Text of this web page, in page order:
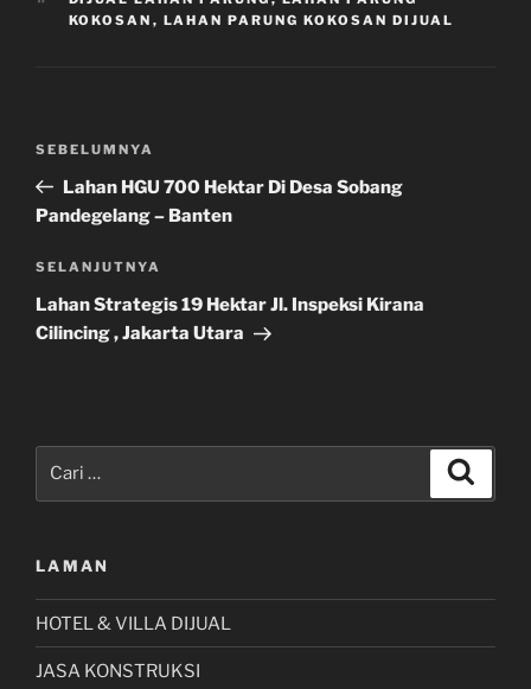
KOKOSAN , LAHAN PARUNG KOKOSAN DIJUAL
Pos
Sebelumnya
SEBELUMNYA
Lahan HGU 700 Hektar Di Desa Sobang
Pandegelang – Banten
Pos
Selanjutnya
SELANJUTNYA
Lahan Strategis 19 Hektar Jl. Inspeksi Kirana
Cilincing , Jakarta Utara
LAMAN
HOTEL & VILLA DIJUAL
JASA KONSTRUKSI